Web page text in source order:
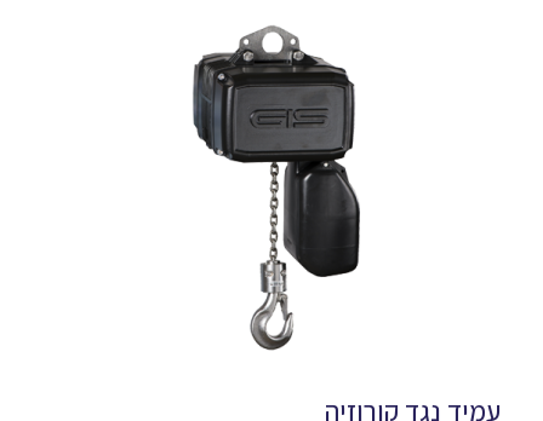
עמיד נגד קורוזיה